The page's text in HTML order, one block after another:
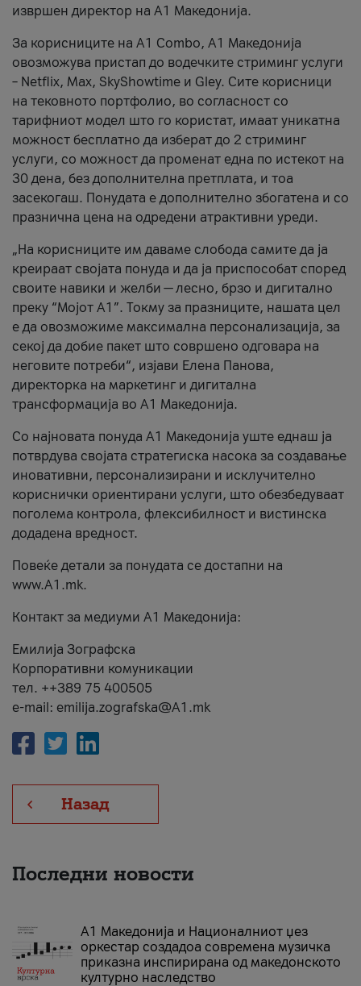
извршен директор на А1 Македонија.
За корисниците на A1 Combo, А1 Македонија
овозможува пристап до водечките стриминг услуги
– Netflix, Max, SkyShowtime и Gley. Сите корисници
на тековното портфолио, во согласност со
тарифниот модел што го користат, имаат уникатна
можност бесплатно да изберат до 2 стриминг
услуги, со можност да променат една по истекот на
30 дена, без дополнителна претплата, и тоа
засекогаш. Понудата е дополнително збогатена и со
празнична цена на одредени атрактивни уреди.
„На корисниците им даваме слобода самите да ја
креираат својата понуда и да ја приспособат според
своите навики и желби — лесно, брзо и дигитално
преку “Мојот А1”. Токму за празниците, нашата цел
е да овозможиме максимална персонализација, за
секој да добие пакет што совршено одговара на
неговите потреби“, изјави Елена Панова,
директорка на маркетинг и дигитална
трансформација во А1 Македонија.
Со најновата понуда А1 Македонија уште еднаш ја
потврдува својата стратегиска насока за создавање
иновативни, персонализирани и исклучително
кориснички ориентирани услуги, што обезбедуваат
поголема контрола, флексибилност и вистинска
додадена вредност.
Повеќе детали за понудата се достапни на
www.А1.mk.
Контакт за медиуми А1 Македонија:
Емилија Зографска
Корпоративни комуникации
тел. ++389 75 400505
e-mail: emilija.zografska@A1.mk
Назад
Последни новости
А1 Македонија и Националниот џез
оркестар создадоа современа музичка
приказна инспирирана од македонското
културно наследство